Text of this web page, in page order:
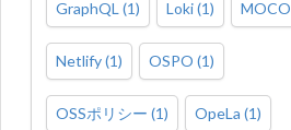
GraphQL (1) Loki(1) MOCO
Netlify(1) OSPO (1)
OSSポリシー (1) OpeLa (1)